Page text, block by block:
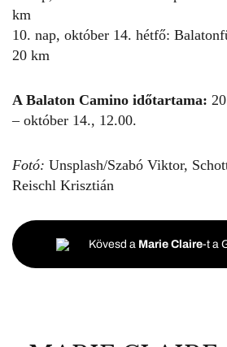
km
10. nap, október 14. hétfő:
20 km
A Balaton Camino időtartama:
– október 14., 12.00.
Fotó: Unsplash/Szabó Viktor,
Reischl Krisztián
Kövesd a Marie Claire-t a